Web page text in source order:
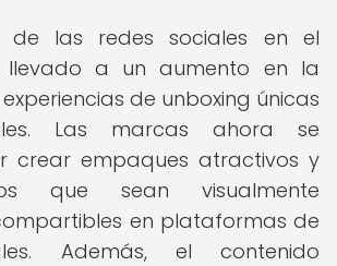
de las redes sociales en el
llevado a un aumento en la
de unboxing únicas
Las marcas ahora se
crear empaques atractivos y
que sean visualmente
en plataformas de
Además, el contenido